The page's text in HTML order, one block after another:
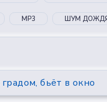
MP3 ШУМ
бьёт в окно